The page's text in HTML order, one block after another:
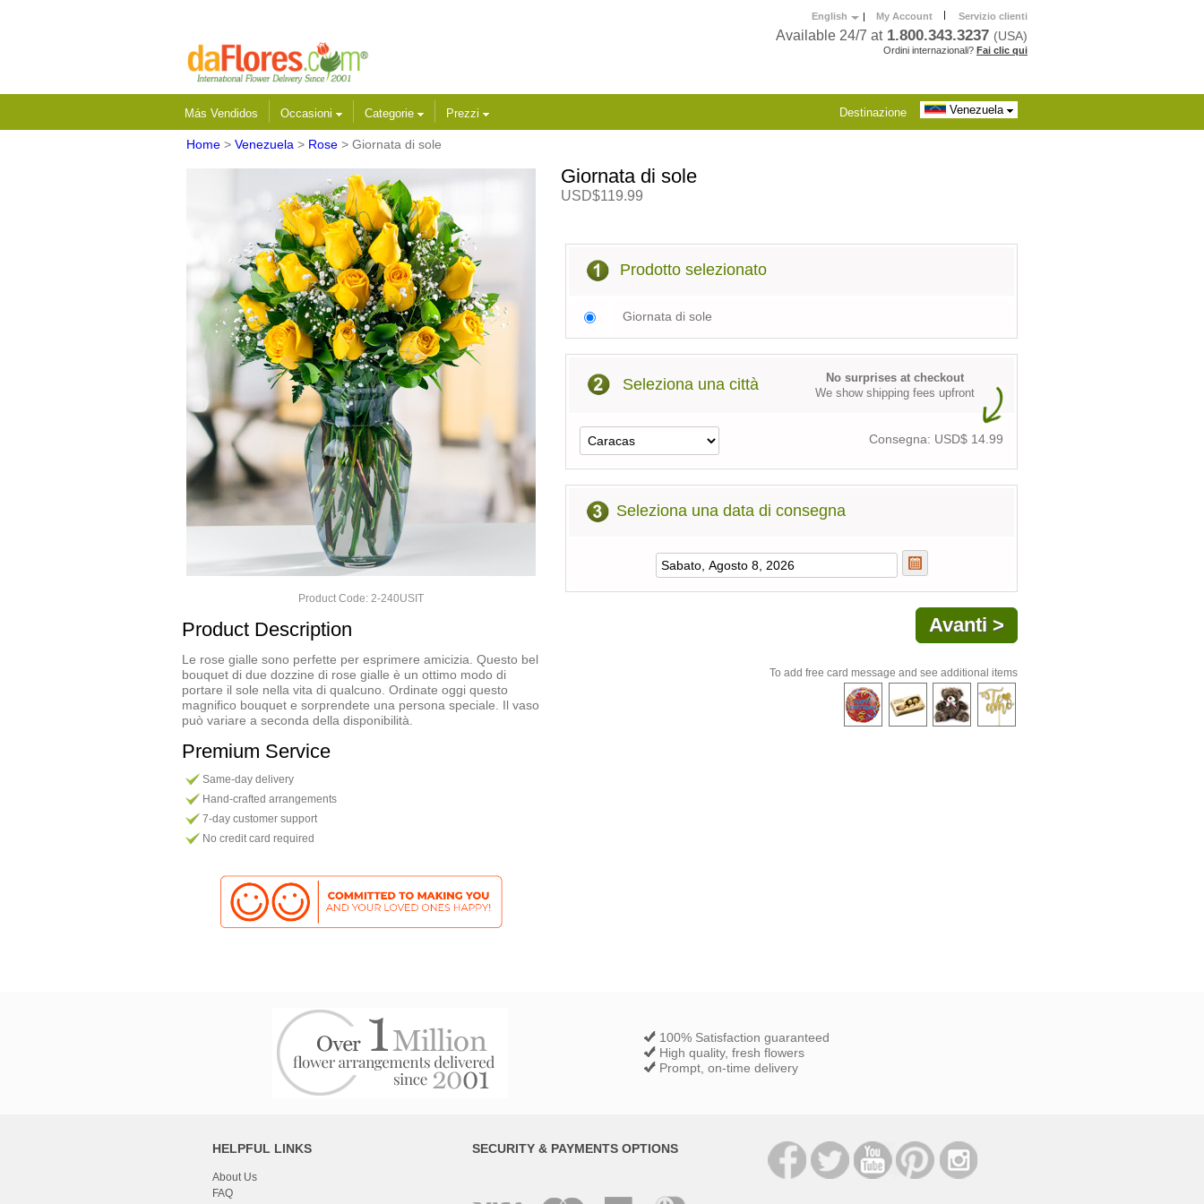
English | My Account | Servizio clienti
Available 24/7 at 1.800.343.3237 (USA)
Ordini internazionali? Fai clic qui
Más Vendidos Occasioni Categorie Prezzi Destinazione Venezuela
Home > Venezuela > Rose > Giornata di sole
Product Code: 2-240USIT
Product Description
Le rose gialle sono perfette per esprimere amicizia. Questo bel
bouquet di due dozzine di rose gialle è un ottimo modo di
portare il sole nella vita di qualcuno. Ordinate oggi questo
magnifico bouquet e sorprendete una persona speciale. Il vaso
può variare a seconda della disponibilità.
Premium Service
Same-day delivery
Hand-crafted arrangements
7-day customer support
No credit card required
Giornata di sole
USD$119.99
Prodotto selezionato
Giornata di sole
Seleziona una città
No surprises at checkout
We show shipping fees upfront
Consegna: USD$ 14.99
Seleziona una data di consegna
To add free card message and see additional items
100% Satisfaction guaranteed
High quality, fresh flowers
Prompt, on-time delivery
HELPFUL LINKS
About Us
FAQ
SECURITY & PAYMENTS OPTIONS